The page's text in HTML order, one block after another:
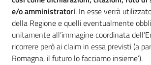
e/o amministratori. In esse verrà
della Regione e quelli eventualmente
unitamente all’immagine coordinata
ricorrere però ai claim in essa previsti (a
Romagna, il futuro lo facciamo insieme’).